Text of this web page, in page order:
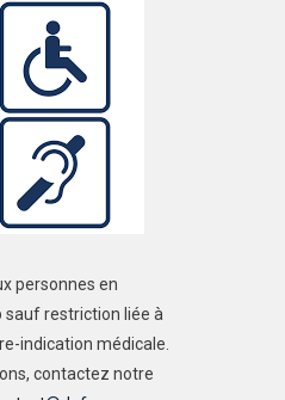
personnes en
sauf restriction liée à
indication médicale.
contactez notre